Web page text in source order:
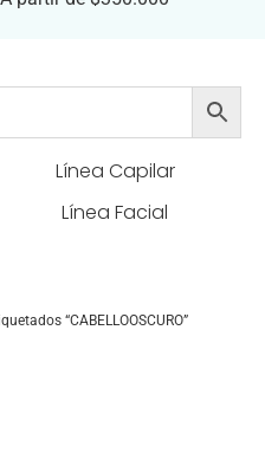
Línea Capilar
Línea Facial
“CABELLOOSCURO”